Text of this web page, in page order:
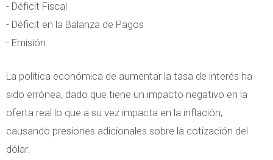
- Déficit Fiscal
- Déficit en la Balanza de Pagos
- Emisión
La política económica de aumentar la tasa de interés ha
sido errónea, dado que tiene un impacto negativo en la
oferta real lo que a su vez impacta en la inflación,
causando presiones adicionales sobre la cotización del
dólar.